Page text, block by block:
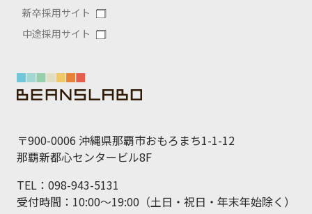
新卒採用サイト
中途採用サイト
〒900-0006 沖縄県那覇市おもろまち1-1-12
那覇新都心センタービル8F
TEL：098-943-5131
受付時間：10:00～19:00（土日・祝日・年末年始除く）